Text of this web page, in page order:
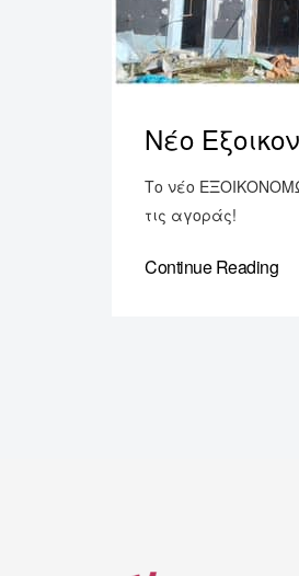
Νέο
Το νέο
τις αγοράς!
Continue Reading